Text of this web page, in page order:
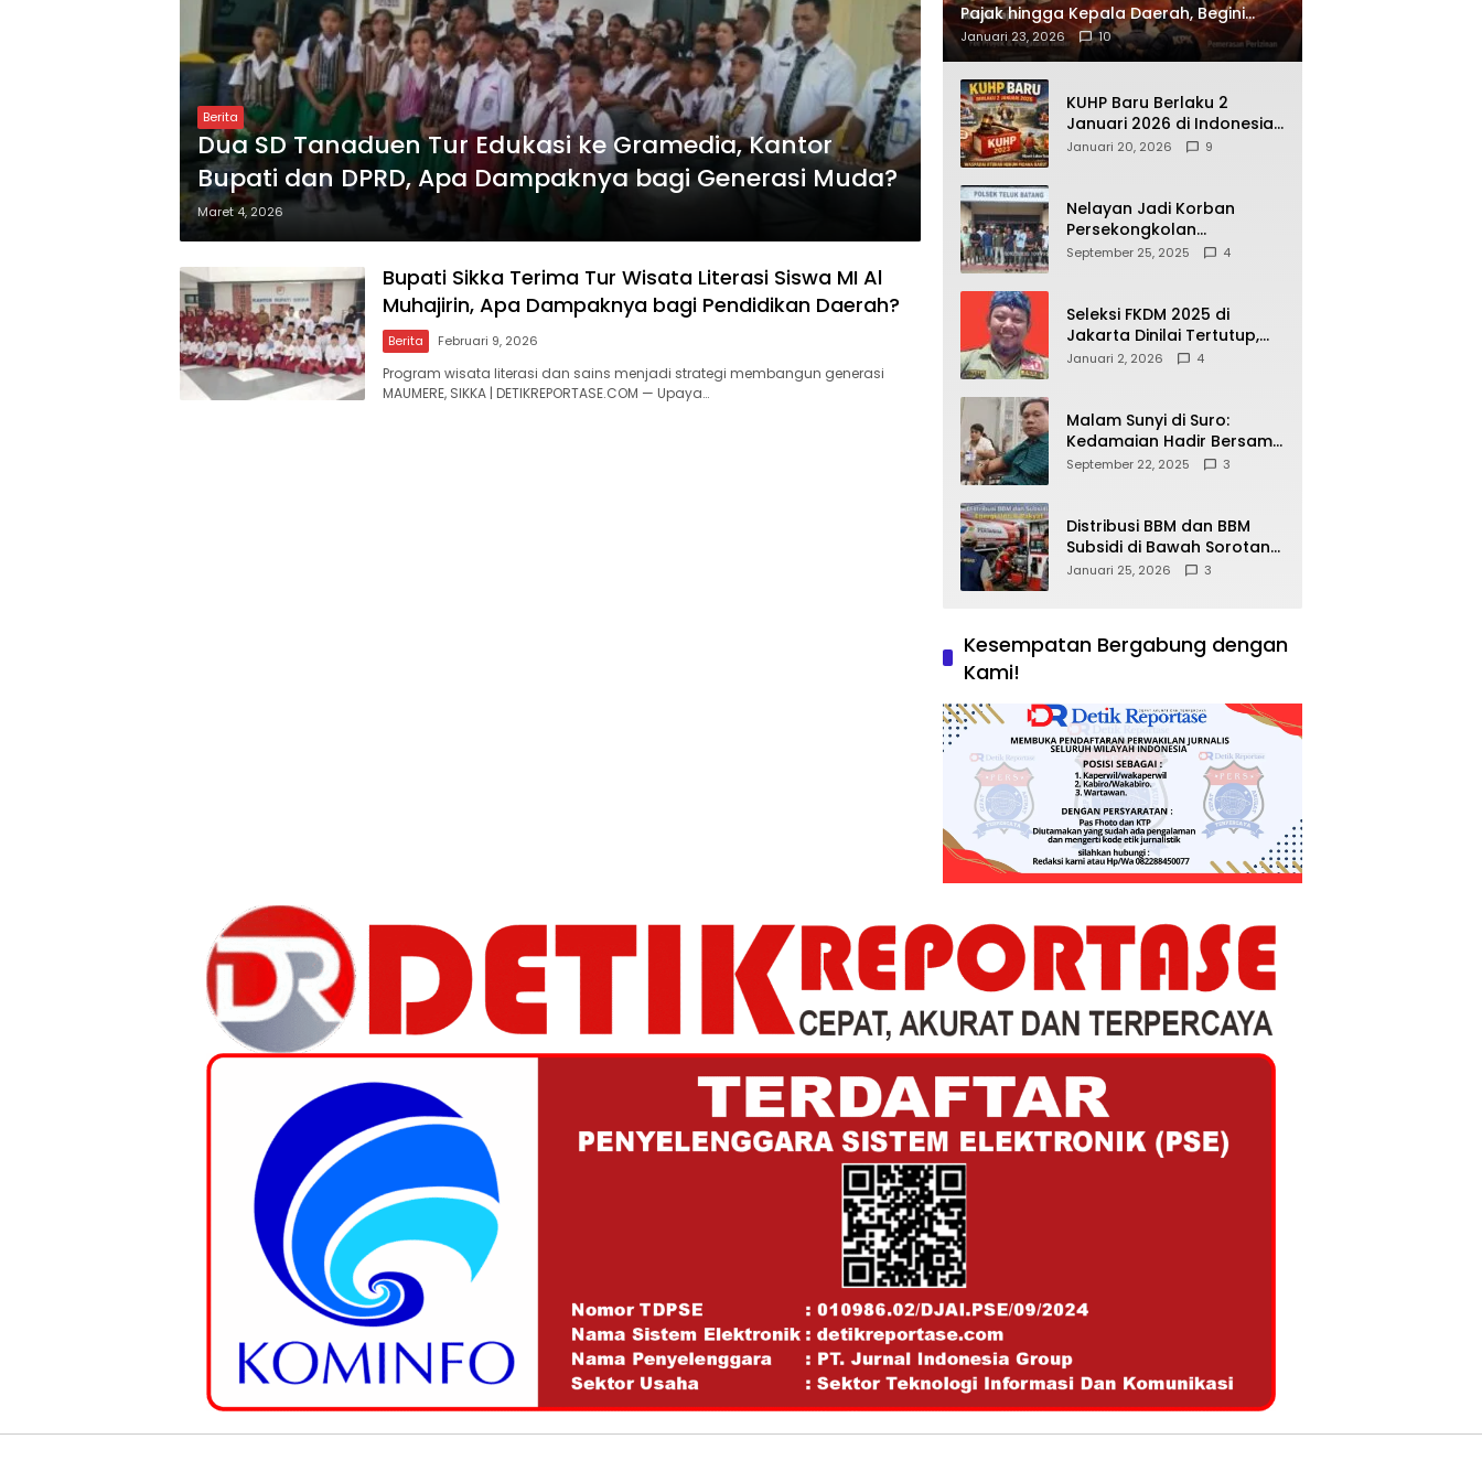
Berita
Dua SD Tanaduen Tur Edukasi ke Gramedia, Kantor
Bupati dan DPRD, Apa Dampaknya bagi Generasi Muda?
Maret 4, 2026
Bupati Sikka Terima Tur Wisata Literasi Siswa MI Al
Muhajirin, Apa Dampaknya bagi Pendidikan Daerah?
Berita Februari 9, 2026
Program wisata literasi dan sains menjadi strategi membangun generasi
MAUMERE, SIKKA | DETIKREPORTASE.COM — Upaya…
Pajak hingga Kepala Daerah, Begini
Wajah Korupsi yang Terbongkar
Januari 23, 2026 10
KUHP Baru Berlaku 2
Januari 2026 di Indonesia,
Apa Dampaknya bagi
Dipahami Publik
Januari 20, 2026 9
Nelayan Jadi Korban
Persekongkolan
Penyelewengan BBM
September 25, 2025 4
Seleksi FKDM 2025 di
Jakarta Dinilai Tertutup,
Transparansi
Januari 2, 2026 4
Malam Sunyi di Suro:
Kedamaian Hadir Bersama
Secangkir Kopi Hangat
September 22, 2025 3
Distribusi BBM dan BBM
Subsidi di Bawah Sorotan
Publik: Antara Kepentingan
Januari 25, 2026 3
Kesempatan Bergabung dengan
Kami!